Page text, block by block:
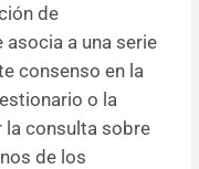
de
a una serie
consenso en la
o la
la consulta sobre
de los